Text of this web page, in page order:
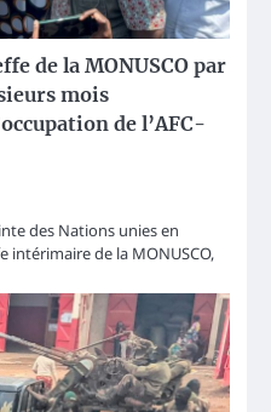
de la MONUSCO par
mois
de l’AFC-
des Nations unies en
intérimaire de la MONUSCO,